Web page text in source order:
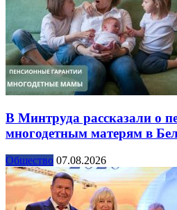
В Минтруда рассказали о
многодетным матерям в
Общество 07.08.2026